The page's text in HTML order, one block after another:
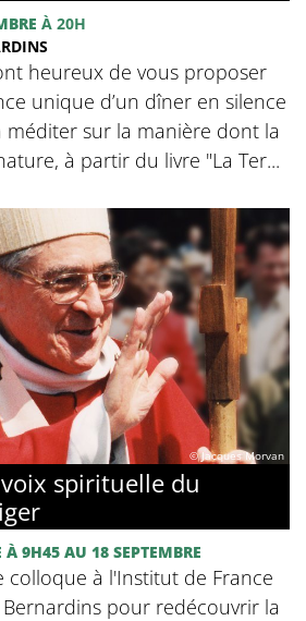
À 20H
heureux de vous proposer
unique d’un dîner en silence
méditer sur la manière dont la
à partir du livre "La Ter...
© Jacques Morvan
spirituelle du
À 9H45 AU 18 SEPTEMBRE
colloque à l'Institut de France
pour redécouvrir la